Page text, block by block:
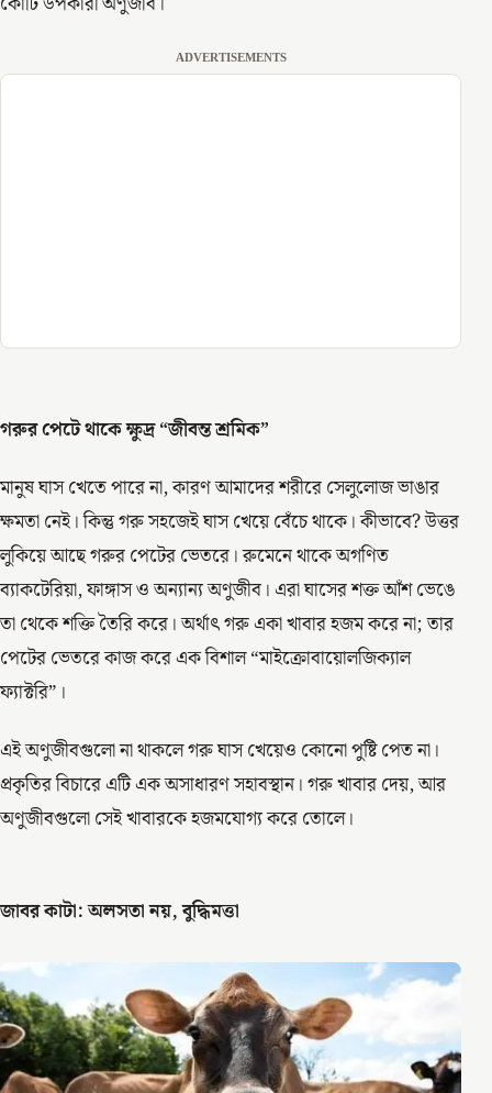
ADVERTISEMENTS
গরুর পেটে থাকে ক্ষুদ্র “জীবন্ত শ্রমিক”
মানুষ ঘাস খেতে পারে না, কারণ আমাদের শরীরে সেলুলোজ ভাঙার
ক্ষমতা নেই। কিন্তু গরু সহজেই ঘাস খেয়ে বেঁচে থাকে। কীভাবে? উত্তর
লুকিয়ে আছে গরুর পেটের ভেতরে। রুমেনে থাকে অগণিত
ব্যাকটেরিয়া, ফাঙ্গাস ও অন্যান্য অণুজীব। এরা ঘাসের শক্ত আঁশ ভেঙে
তা থেকে শক্তি তৈরি করে। অর্থাৎ গরু একা খাবার হজম করে না; তার
পেটের ভেতরে কাজ করে এক বিশাল “মাইক্রোবায়োলজিক্যাল
ফ্যাক্টরি”।
এই অণুজীবগুলো না থাকলে গরু ঘাস খেয়েও কোনো পুষ্টি পেত না।
প্রকৃতির বিচারে এটি এক অসাধারণ সহাবস্থান। গরু খাবার দেয়, আর
অণুজীবগুলো সেই খাবারকে হজমযোগ্য করে তোলে।
জাবর কাটা: অলসতা নয়, বুদ্ধিমত্তা